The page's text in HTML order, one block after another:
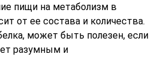
пищи на метаболизм в
от ее состава и количества.
может быть полезен, если
разумным и